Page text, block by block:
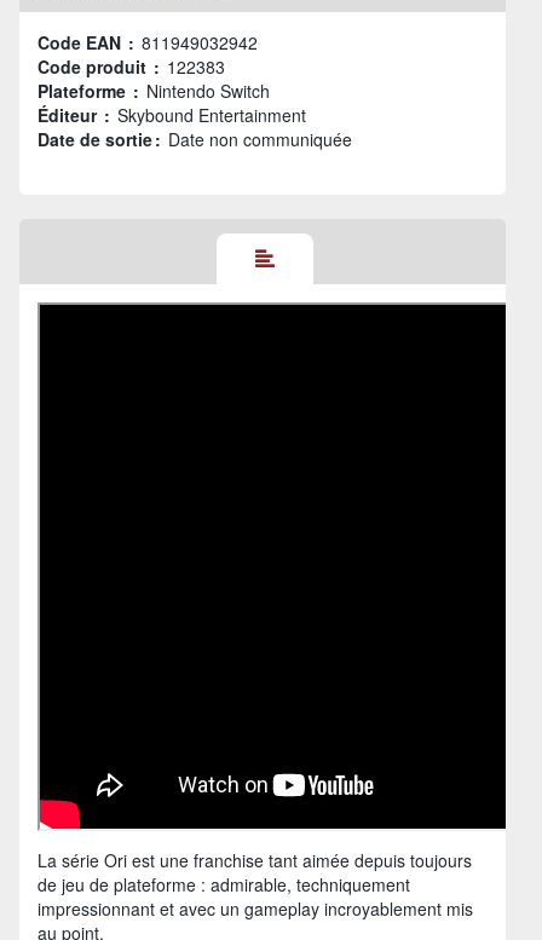
Code EAN : 811949032942
Code produit : 122383
Plateforme : Nintendo Switch
Éditeur : Skybound Entertainment
Date de sortie : Date non communiquée
La série Ori est une franchise tant aimée depuis toujours
de jeu de plateforme : admirable, techniquement
impressionnant et avec un gameplay incroyablement mis
au point.